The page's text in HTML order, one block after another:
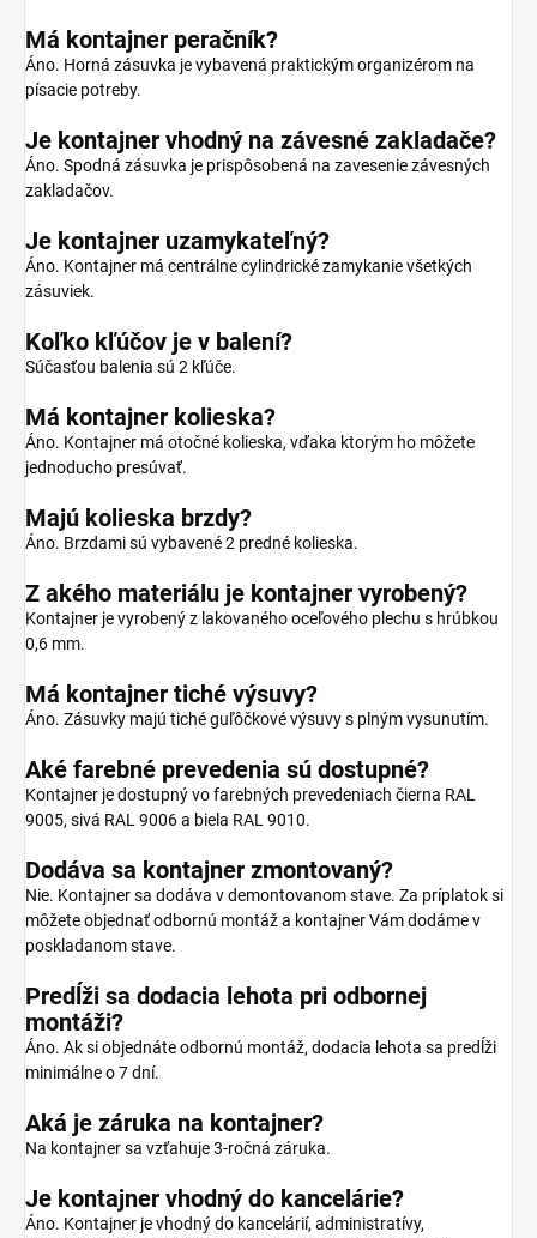
Má kontajner peračník?
Áno. Horná zásuvka je vybavená praktickým organizérom na
písacie potreby.
Je kontajner vhodný na závesné zakladače?
Áno. Spodná zásuvka je prispôsobená na zavesenie závesných
zakladačov.
Je kontajner uzamykateľný?
Áno. Kontajner má centrálne cylindrické zamykanie všetkých
zásuviek.
Koľko kľúčov je v balení?
Súčasťou balenia sú 2 kľúče.
Má kontajner kolieska?
Áno. Kontajner má otočné kolieska, vďaka ktorým ho môžete
jednoducho presúvať.
Majú kolieska brzdy?
Áno. Brzdami sú vybavené 2 predné kolieska.
Z akého materiálu je kontajner vyrobený?
Kontajner je vyrobený z lakovaného oceľového plechu s hrúbkou
0,6 mm.
Má kontajner tiché výsuvy?
Áno. Zásuvky majú tiché guľôčkové výsuvy s plným vysunutím.
Aké farebné prevedenia sú dostupné?
Kontajner je dostupný vo farebných prevedeniach čierna RAL
9005, sivá RAL 9006 a biela RAL 9010.
Dodáva sa kontajner zmontovaný?
Nie. Kontajner sa dodáva v demontovanom stave. Za príplatok si
môžete objednať odbornú montáž a kontajner Vám dodáme v
poskladanom stave.
Predĺži sa dodacia lehota pri odbornej
montáži?
Áno. Ak si objednáte odbornú montáž, dodacia lehota sa predĺži
minimálne o 7 dní.
Aká je záruka na kontajner?
Na kontajner sa vzťahuje 3-ročná záruka.
Je kontajner vhodný do kancelárie?
Áno. Kontajner je vhodný do kancelárií, administratívy,